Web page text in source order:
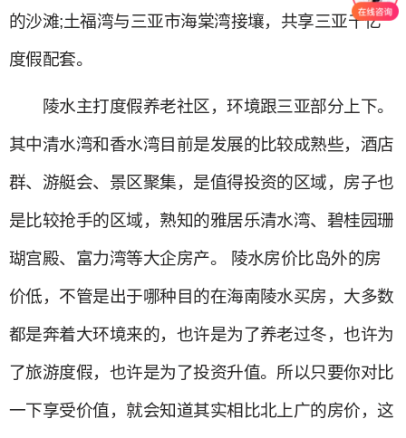
的沙滩;土福湾与三亚市海棠湾接壤，共享三亚千亿
度假配套。
陵水主打度假养老社区，环境跟三亚部分上下。
其中清水湾和香水湾目前是发展的比较成熟些，酒店
群、游艇会、景区聚集，是值得投资的区域，房子也
是比较抢手的区域，熟知的雅居乐清水湾、碧桂园珊
瑚宫殿、富力湾等大企房产。 陵水房价比岛外的房
价低，不管是出于哪种目的在海南陵水买房，大多数
都是奔着大环境来的，也许是为了养老过冬，也许为
了旅游度假，也许是为了投资升值。所以只要你对比
一下享受价值，就会知道其实相比北上广的房价，这